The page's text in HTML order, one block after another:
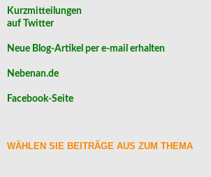
Kurzmitteilungen
auf Twitter
Neue Blog-Artikel per e-mail erhalten
Nebenan.de
Facebook-Seite
WÄHLEN SIE BEITRÄGE AUS ZUM THEMA